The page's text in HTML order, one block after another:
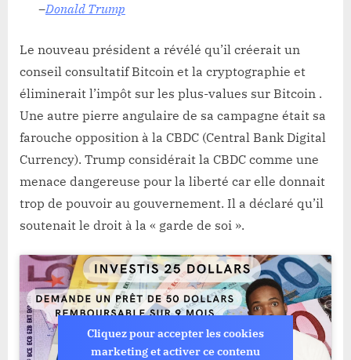
–Donald Trump
Le nouveau président a révélé qu’il créerait un
conseil consultatif Bitcoin et la cryptographie et
éliminerait l’impôt sur les plus-values ​​​​sur Bitcoin .
Une autre pierre angulaire de sa campagne était sa
farouche opposition à la CBDC (Central Bank Digital
Currency). Trump considérait la CBDC comme une
menace dangereuse pour la liberté car elle donnait
trop de pouvoir au gouvernement. Il a déclaré qu’il
soutenait le droit à la « garde de soi ».
Cliquez pour accepter les cookies
marketing et activer ce contenu